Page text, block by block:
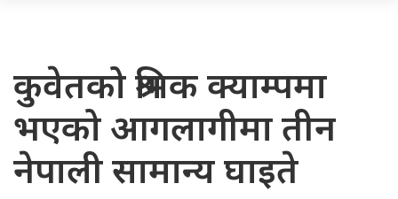
कुवेतको श्रमिक क्याम्पमा
भएको आगलागीमा तीन
नेपाली सामान्य घाइते